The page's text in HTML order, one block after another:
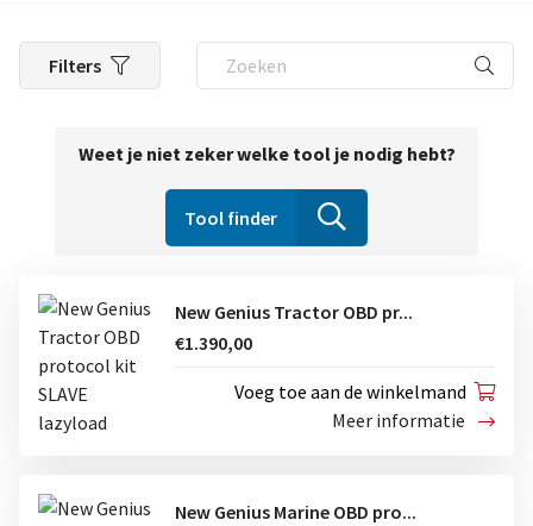
Filters
Weet je niet zeker welke tool je nodig hebt?
Tool finder
New Genius Tractor OBD pr...
€1.390,00
Voeg toe aan de winkelmand
Meer informatie
New Genius Marine OBD pro...